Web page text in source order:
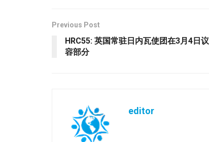
Previous Post
HRC55: 英国常驻日内瓦使团在3月4日
容部分
editor